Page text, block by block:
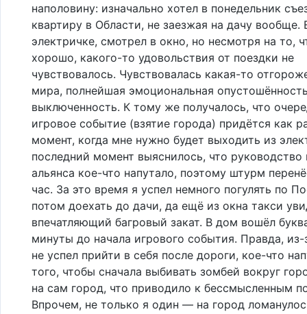
наполовину: изначально хотел в понедельник
квартиру в Области, не заезжая на дачу вообще.
электричке, смотрел в окно, но несмотря на то,
хорошо, какого-то удовольствия от поездки не
чувствовалось. Чувствовалась какая-то
мира, полнейшая эмоциональная
выключенность. К тому же получалось, что
игровое событие (взятие города) придётся как
момент, когда мне нужно будет выходить из
последний момент выяснилось, что руководство
альянса кое-что напутало, поэтому штурм
час. За это время я успел немного погулять по
потом доехать до дачи, да ещё из окна такси
впечатляющий багровый закат. В дом вошёл
минуты до начала игрового события. Правда, из-
не успел прийти в себя после дороги, кое-что
того, чтобы сначала выбивать зомбей вокруг
на сам город, что приводило к бессмысленным
Впрочем, не только я один — на город